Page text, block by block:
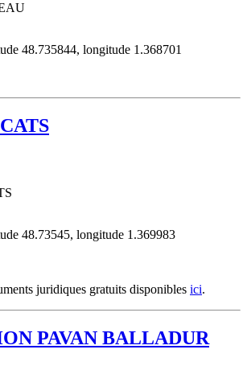
48.735844, longitude 1.368701
48.73545, longitude 1.369983
juridiques gratuits disponibles ici.
PAVAN BALLADUR